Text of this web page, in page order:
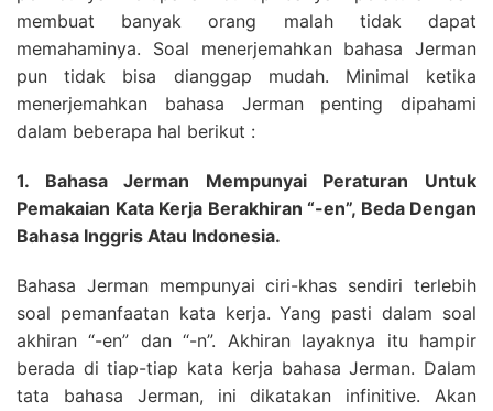
membuat banyak orang malah tidak dapat
memahaminya. Soal menerjemahkan bahasa Jerman
pun tidak bisa dianggap mudah. Minimal ketika
menerjemahkan bahasa Jerman penting dipahami
dalam beberapa hal berikut :
1. Bahasa Jerman Mempunyai Peraturan Untuk
Pemakaian Kata Kerja Berakhiran “-en”, Beda Dengan
Bahasa Inggris Atau Indonesia.
Bahasa Jerman mempunyai ciri-khas sendiri terlebih
soal pemanfaatan kata kerja. Yang pasti dalam soal
akhiran “-en” dan “-n”. Akhiran layaknya itu hampir
berada di tiap-tiap kata kerja bahasa Jerman. Dalam
tata bahasa Jerman, ini dikatakan infinitive. Akan